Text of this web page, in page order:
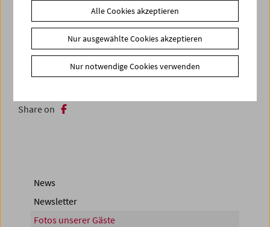
< zurück zur Übersicht
Share on
News
Newsletter
Fotos unserer Gäste
Alle Cookies akzeptieren
Nur ausgewählte Cookies akzeptieren
Nur notwendige Cookies verwenden